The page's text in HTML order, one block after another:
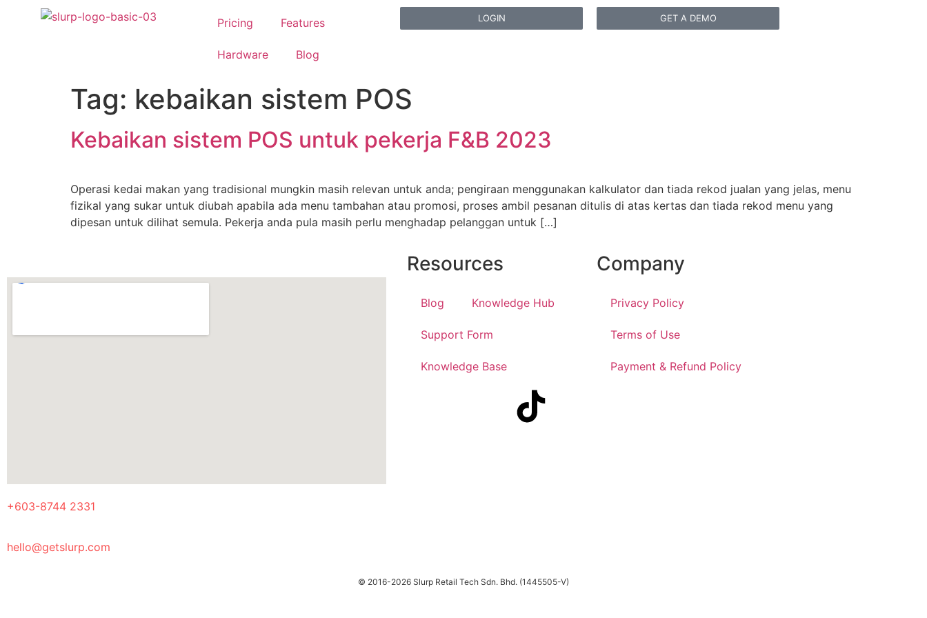
Pricing Features
Hardware Blog
LOGIN GET A DEMO
Tag: kebaikan sistem POS
Kebaikan sistem POS untuk pekerja F&B 2023
Operasi kedai makan yang tradisional mungkin masih relevan untuk anda; pengiraan menggunakan kalkulator dan tiada rekod jualan yang jelas, menu
fizikal yang sukar untuk diubah apabila ada menu tambahan atau promosi, proses ambil pesanan ditulis di atas kertas dan tiada rekod menu yang
dipesan untuk dilihat semula. Pekerja anda pula masih perlu menghadap pelanggan untuk […]
+603-8744 2331
hello@getslurp.com
Resources
Blog Knowledge Hub
Support Form
Knowledge Base
Company
Privacy Policy
Terms of Use
Payment & Refund Policy
© 2016-2026 Slurp Retail Tech Sdn. Bhd. (1445505-V)